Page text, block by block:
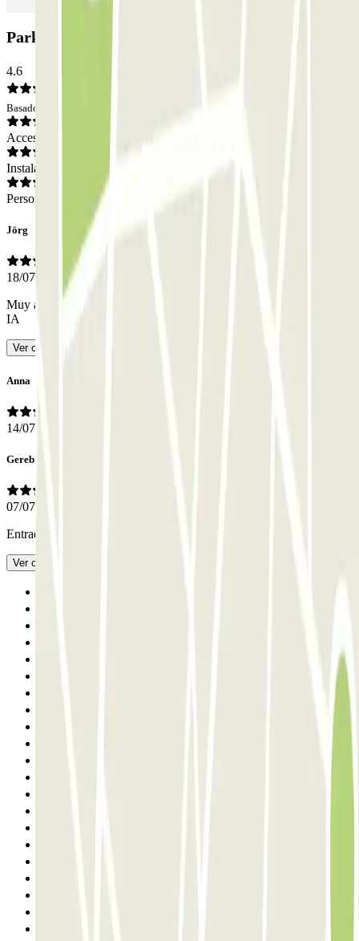
Parking SABA Catedral: Opiniones
4.6
Basado en 100 opiniones
Acceso
Instalaciones
Personal
Jörg
18/07/2026
Muy adecuado también para coches más grandes
IA
Ver original
Anna
14/07/2026
Gereb
07/07/2026
Entrada y salida muy estrechas
Ver original